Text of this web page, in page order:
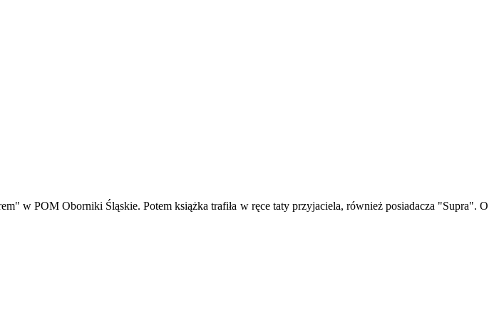
w POM Oborniki Śląskie. Potem książka trafiła w ręce taty przyjaciela, również posiadacza "Supra". O